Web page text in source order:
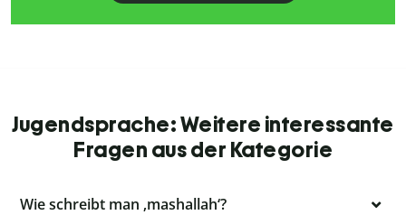
Jugendsprache: Weitere interessante
Fragen aus der Kategorie
Wie schreibt man ‚mashallah‘?